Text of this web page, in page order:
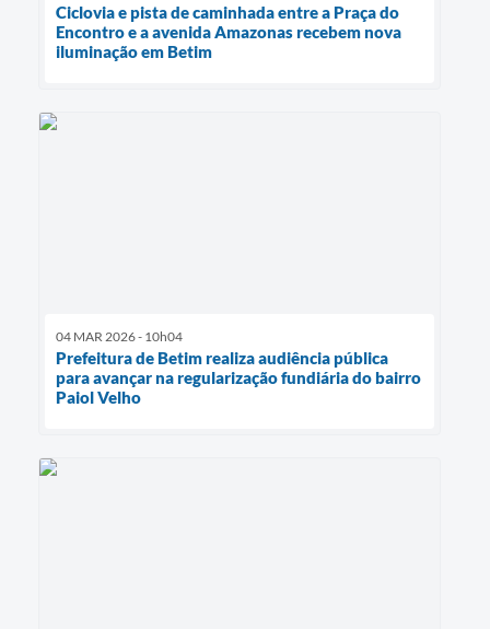
Ciclovia e pista de caminhada entre a Praça do
Encontro e a avenida Amazonas recebem nova
iluminação em Betim
04 MAR 2026 - 10h04
Prefeitura de Betim realiza audiência pública
para avançar na regularização fundiária do bairro
Paiol Velho